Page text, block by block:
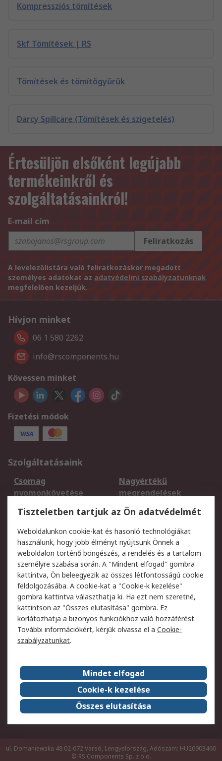
Kompressziós tömítések
Skf Tömítések | RS
Tömítések és tömítőgyűrűk
Darcy Spillcare (Tömítések és szigetelés)
Értesüljön elsőként legújabb
termékeinkről és
szolgáltatásainkról!
E-mail cím
Feliratkozás
A levelezőlistára való feliratkozáskor megadott
személyes adatokat az adatvédelmi szabályzatunknak
megfelelően kezeljük.
Hívjon minket
06 1 580 2262
info@rscomponents.hu
Kövessen minket
Fizetési módok
Szolgáltatásaink
Csomag
nyomonkövetése
Nagyértékű
megrendelések
Regisztráció
Szállítás
Termékvisszaküldés
Szolgáltatások
Jogi
Adatvédelmi
szabályzat
Az RS értékesítési
feltételei
Cookie szabályzat
Email biztonság
Webhelyre vonatkozó
feltételek
Weboldal felhasználói
szabályzata
Képviseletek
Rólunk
Vállalatcsoport
Karrier
Díjak és elismerések
ESG globális célok
ul. Domaniewska 48 02-672 Varsó, Lengyelország, Adószám: HU26903460
© RS Components Sp. z o.o.
Tiszteletben tartjuk az Ön adatvédelmét
Weboldalunkon cookie-kat és hasonló technológiákat
használunk, hogy jobb élményt nyújtsunk Önnek a
weboldalon történő böngészés, a rendelés és a tartalom
személyre szabása során. A "Mindent elfogad" gombra
kattintva, Ön beleegyezik az összes létfontosságú cookie
feldolgozásába. A cookie-kat a "Cookie-k kezelése"
gombra kattintva választhatja ki. Ha ezt nem szeretné,
kattintson az "Összes elutasítása" gombra. Ez
korlátozhatja a bizonyos funkciókhoz való hozzáférést.
További információkért, kérjük olvassa el a Cookie-
szabályzatunkat.
Mindet elfogad
Cookie-k kezelése
Összes elutasítása